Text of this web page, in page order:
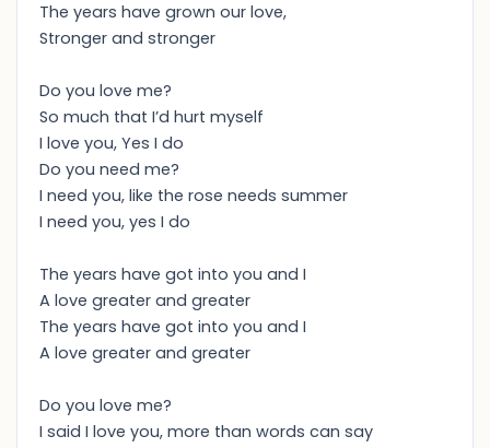
The years have grown our love,
Stronger and stronger
Do you love me?
So much that I’d hurt myself
I love you, Yes I do
Do you need me?
I need you, like the rose needs summer
I need you, yes I do
The years have got into you and I
A love greater and greater
The years have got into you and I
A love greater and greater
Do you love me?
I said I love you, more than words can say